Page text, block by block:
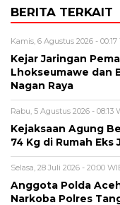
BERITA TERKAIT
Kamis, 6 Agustus 2026 -
Kejar Jaringan
Lhokseumawe dan
Nagan Raya
Rabu, 5 Agustus 2026 - 08:13
Kejaksaan Agung
74 Kg di Rumah
Selasa, 28 Juli 2026 - 20:00
Anggota Polda
Narkoba Polres